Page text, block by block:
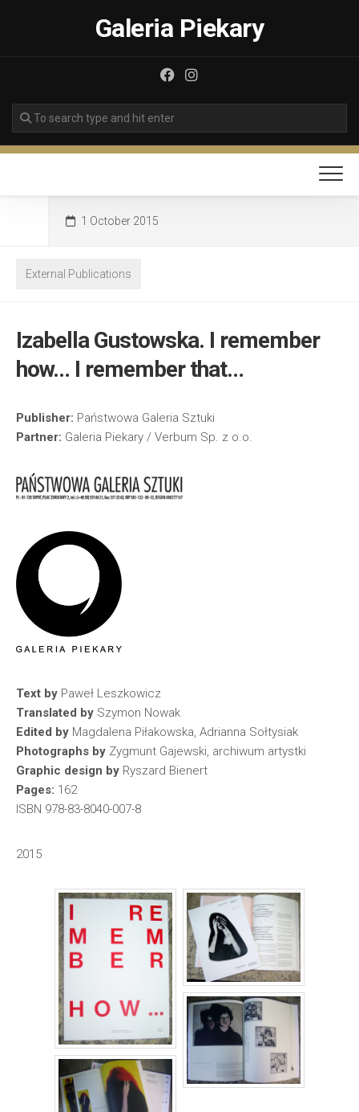
Galeria Piekary
1 October 2015
External Publications
Izabella Gustowska. I remember
how… I remember that…
Publisher: Państwowa Galeria Sztuki
Partner: Galeria Piekary / Verbum Sp. z o.o.
Text by Paweł Leszkowicz
Translated by Szymon Nowak
Edited by Magdalena Piłakowska, Adrianna Sołtysiak
Photographs by Zygmunt Gajewski, archiwum artystki
Graphic design by Ryszard Bienert
Pages: 162
ISBN 978-83-8040-007-8
2015